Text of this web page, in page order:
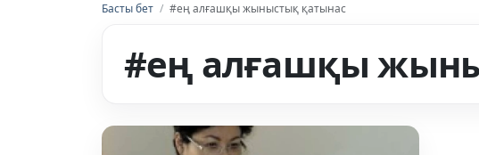
Басты бет / #ең алғашқы жыныстық қатынас
#ең алғашқы